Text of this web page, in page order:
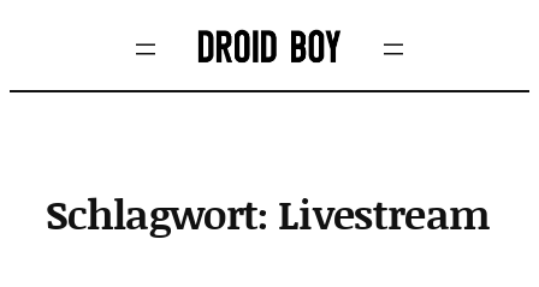
springen
Schlagwort: Livestream